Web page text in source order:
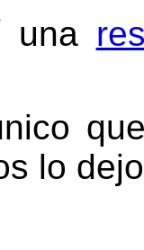
una
lo